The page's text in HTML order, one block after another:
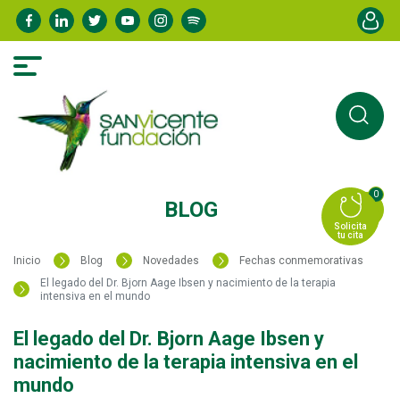
Pasar
al
Menú
BLOG
0
Inicio Blog Novedades
Fechas conmemorativas
El legado del Dr. Bjorn Aage Ibsen y nacimiento de la terapia
intensiva en el mundo
El legado del Dr. Bjorn Aage Ibsen y
nacimiento de la terapia intensiva en el
mundo
Solicita
tu cita